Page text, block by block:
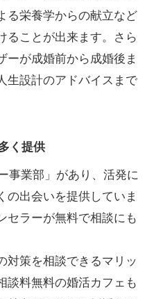
る栄養学からの献立など
ることが出来ます。さら
ーが成婚前から成婚後ま
生設計のアドバイスまで
く提供
事業部」があり、活発に
の出会いを提供していま
セラーが無料で相談にも
対策を相談できるマリッ
談料無料の婚活カフェも